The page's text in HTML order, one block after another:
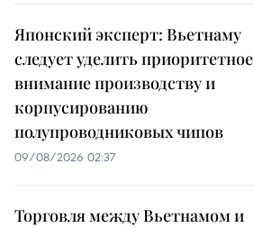
Японский эксперт: Вьетнаму
следует уделить приоритетное
внимание производству и
корпусированию
полупроводниковых чипов
09/08/2026 02:37
Торговля между Вьетнамом и